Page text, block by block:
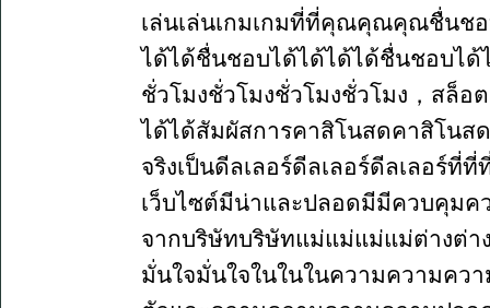
เล่นเล่นเกมเกมที่ที่คุณคุณคุณชื่นช
ได้ได้ชื่นชอบได้ได้ได้ได้ชื่นชอบได้
ชั่วโมงชั่วโมงชั่วโมงชั่วโมง，สล็
ได้ได้สัมผัสการคาสิโนสดคาสิโนส
จริงเป็นดีลเลอร์ดีลเลอร์ดีลเลอร์ที่
เว็บไซต์มีน่าและปลอดมีมีควบคุมค
จากบริษัทบริษัทแม่แม่แม่แม่ต่างต่า
มั่นใจมั่นใจในในในความความคว